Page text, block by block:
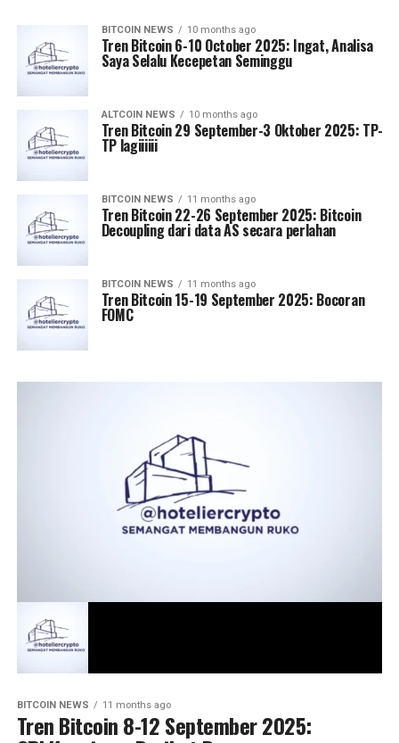
BITCOIN NEWS 10 months ago
Tren Bitcoin 6-10 October 2025: Ingat, Analisa
Saya Selalu Kecepetan Seminggu
ALTCOIN NEWS 10 months ago
Tren Bitcoin 29 September-3 Oktober 2025: TP-
TP lagiiiiii
BITCOIN NEWS 11 months ago
Tren Bitcoin 22-26 September 2025: Bitcoin
Decoupling dari data AS secara perlahan
BITCOIN NEWS 11 months ago
Tren Bitcoin 15-19 September 2025: Bocoran
FOMC
BITCOIN NEWS 11 months ago
Tren Bitcoin 8-12 September 2025: